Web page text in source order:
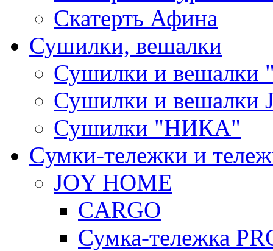
Скатерть Афина
Сушилки, вешалки
Сушилки и вешалки
Сушилки и вешалки
Сушилки "НИКА"
Cумки-тележки и
JOY HOME
CARGO
Сумка-тележка